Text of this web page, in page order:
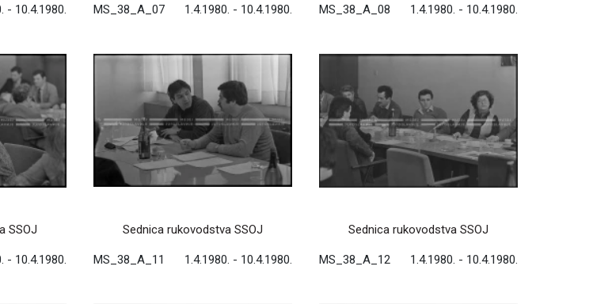
- 10.4.1980. MS_38_A_07 1.4.1980. - 10.4.1980. MS_38_A_08 1.4.1980. - 10.4.1980.
SSOJ
- 10.4.1980.
Sednica rukovodstva SSOJ
MS_38_A_11 1.4.1980. - 10.4.1980.
Sednica rukovodstva SSOJ
MS_38_A_12 1.4.1980. - 10.4.1980.